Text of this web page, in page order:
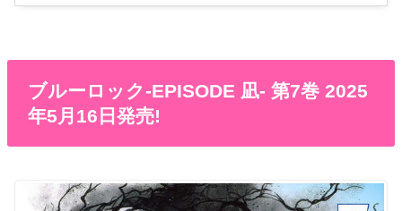
ブルーロック-EPISODE 凪- 第7巻 2025
年5月16日発売!